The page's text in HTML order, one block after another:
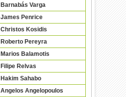
Barnabás Varga
James Penrice
Christos Kosidis
Roberto Pereyra
Marios Balamotis
Filipe Relvas
Hakim Sahabo
Angelos Angelopoulos